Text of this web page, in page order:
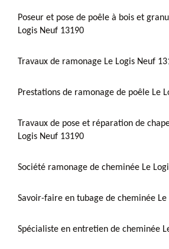
Poseur et pose de poêle à bois et
Logis Neuf 13190
Travaux de ramonage Le Logis Neuf
Prestations de ramonage de poêle Le
Travaux de pose et réparation de
Logis Neuf 13190
Société ramonage de cheminée Le
Savoir-faire en tubage de cheminée Le
Spécialiste en entretien de cheminée